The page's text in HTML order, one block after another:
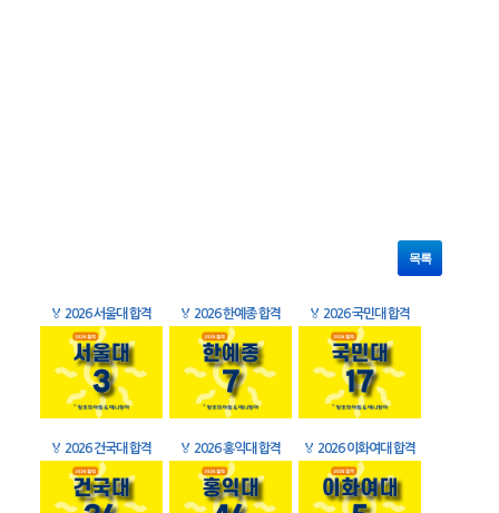
목록
🏅 2026 서울대 합격 🏅 2026 한예종 합격 🏅 2026 국민대 합격
🏅 2026 건국대 합격 🏅 2026 홍익대 합격 🏅 2026 이화여대 합격